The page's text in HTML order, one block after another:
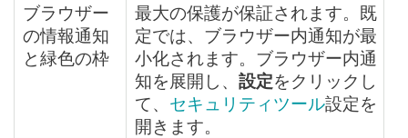
ブラウザー
の情報通知
と緑色の枠
最大の保護が保証されます。既
定では、ブラウザー内通知が最
小化されます。ブラウザー内通
知を展開し、 設定をクリックし
て、 セキュリティツール設定を
開きます。